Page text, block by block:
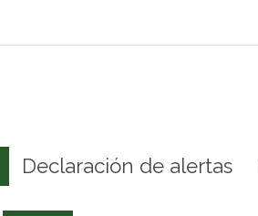
Declaración de alertas